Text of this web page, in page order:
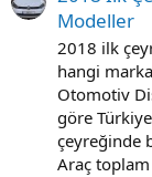
Modeller
2018 ilk
hangi
Otomotiv
göre
çeyreğinde
Araç toplam